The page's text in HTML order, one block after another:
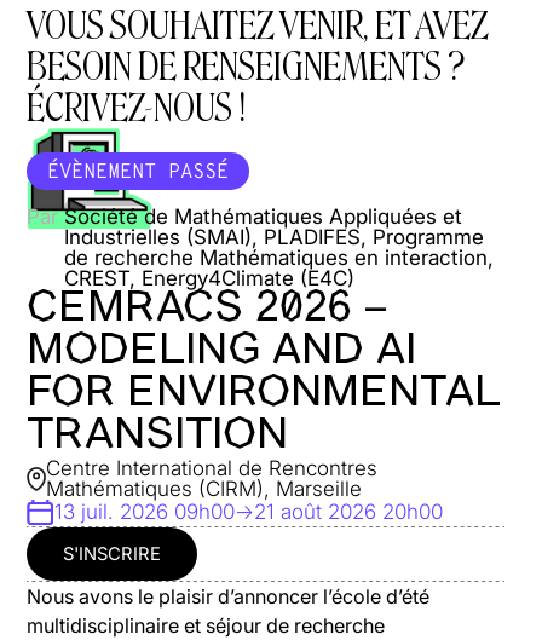
VOUS SOUHAITEZ VENIR, ET AVEZ
BESOIN DE RENSEIGNEMENTS ?
ÉCRIVEZ-NOUS !
ÉVÈNEMENT PASSÉ
Par Société de Mathématiques Appliquées et
Industrielles (SMAI), PLADIFES, Programme
de recherche Mathématiques en interaction,
CREST, Energy4Climate (E4C)
CEMRACS 2026 –
MODELING AND AI
FOR ENVIRONMENTAL
TRANSITION
Centre International de Rencontres
Mathématiques (CIRM), Marseille
13 juil. 2026 09h00->21 août 2026 20h00
S'INSCRIRE
Nous avons le plaisir d’annoncer l’école d’été
multidisciplinaire et séjour de recherche